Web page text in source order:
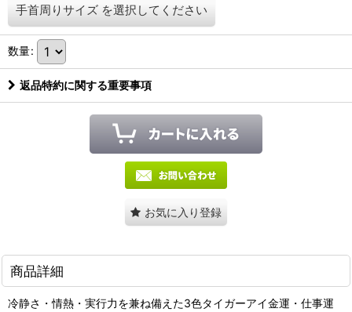
手首周りサイズ を選択してください
数量:
返品特約に関する重要事項
お気に入り登録
商品詳細
冷静さ・情熱・実行力を兼ね備えた3色タイガーアイ金運・仕事運